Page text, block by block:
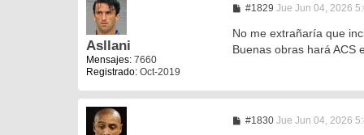
Asllani
Mensajes: 7660
Registrado: Oct-2019
#1829M
n
s
a
Jue Jun 04, 2026
No me extrañaría que
Buenas obras hará ACS
#1830MJue Jun 04, 2026